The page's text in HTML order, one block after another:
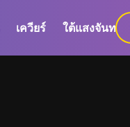
เควียร์ ใต้แสงจันทร์